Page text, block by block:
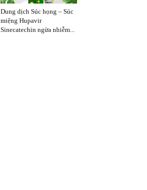
Dung dịch Súc họng – Súc
miệng Hupavir
Sinecatechin ngừa nhiễm...